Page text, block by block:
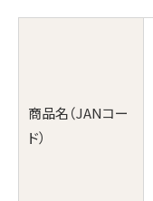
商品名（JANコー
ド）